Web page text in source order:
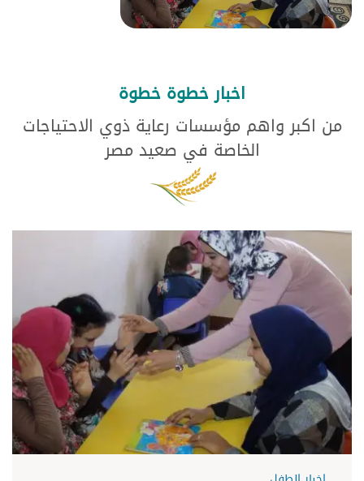
اخبار خطوة خطوة
من اكبر واهم مؤسسات رعاية ذوي الاحتياجات
الخاصة في صعيد مصر